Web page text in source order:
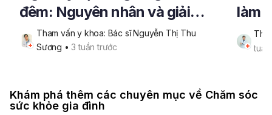
đêm: Nguyên nhân và giải
pháp lấy lại giấc ngủ trọn vẹn
Tham vấn y khoa: Bác sĩ Nguyễn Thị Thu
Sương • 3 tuần trước
làm
da
Khám phá thêm các chuyên mục về Chăm sóc
sức khỏe gia đình